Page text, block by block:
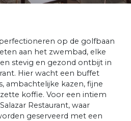
op de golfbaan
aan het zwembad, elke
stevig en gezond ontbijt in
Hier wacht een buffet
ambachtelijke kazen, fijne
koffie. Voor een intiem
Restaurant, waar
geserveerd met een